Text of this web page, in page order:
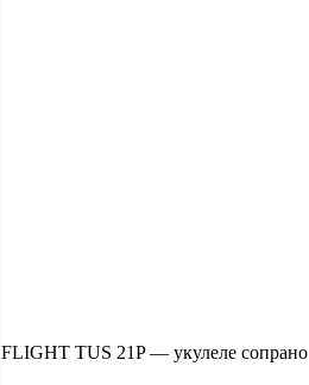
FLIGHT TUS 21P — укулеле сопрано